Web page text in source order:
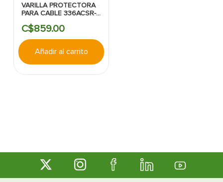
VARILLA PROTECTORA
PARA CABLE 336ACSR-
C$859.00
Añadir al carrito